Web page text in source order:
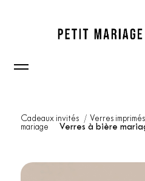
Cadeaux invités Verres
mariage
Verres à bière